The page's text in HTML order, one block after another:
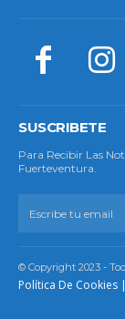
SUSCRIBETE
Para Recibir Las
Fuerteventura.
© Copyright 2023 -
Política De Cookies |